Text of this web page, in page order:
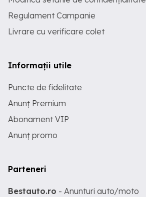
Regulament Campanie
Livrare cu verificare colet
Informații utile
Puncte de fidelitate
Anunț Premium
Abonament VIP
Anunț promo
Parteneri
Bestauto.ro - Anunturi auto/moto